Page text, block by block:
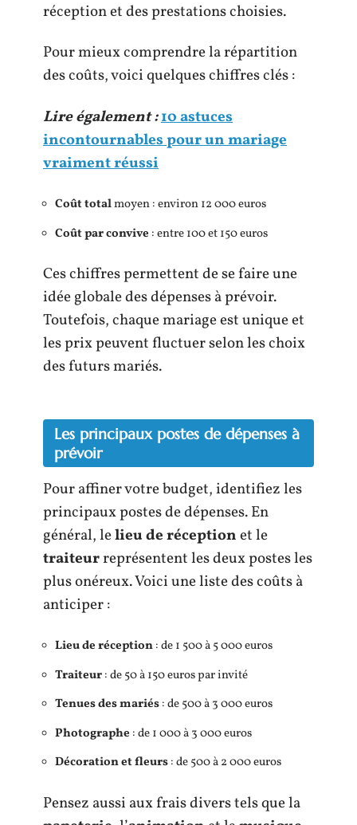
réception et des prestations choisies.
Pour mieux comprendre la répartition
des coûts, voici quelques chiffres clés :
Lire également :10 astuces
incontournables pour un mariage
vraiment réussi
Coût totalmoyen : environ 12 000 euros
Coût par convive : entre 100 et 150 euros
Ces chiffres permettent de se faire une
idée globale des dépenses à prévoir.
Toutefois, chaque mariage est unique et
les prix peuvent fluctuer selon les choix
des futurs mariés.
Les principaux postes de dépenses à
prévoir
Pour affiner votre budget, identifiez les
principaux postes de dépenses. En
général, lelieu de réceptionet le
traiteurreprésentent les deux postes les
plus onéreux. Voici une liste des coûts à
anticiper :
Lieu de réception: de 1 500 à 5 000 euros
Traiteur: de 50 à 150 euros par invité
Tenues des mariés: de 500 à 3 000 euros
Photographe : de 1 000 à 3 000 euros
Décoration et fleurs: de 500 à 2 000 euros
Pensez aussi aux frais divers tels que la